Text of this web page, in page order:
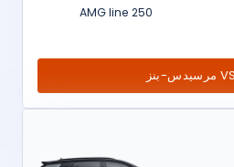
250 AMG line